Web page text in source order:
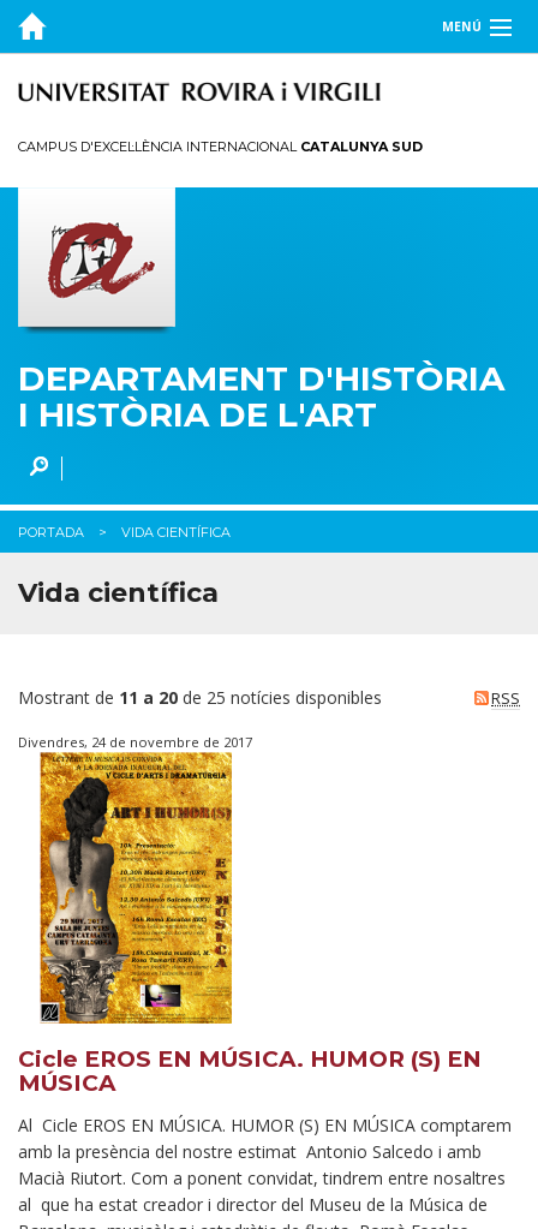
MENÚ
EL DEPARTAMENT
PROFESSORAT
GUIA DOCENT
RECERCA
CAMPUS D'EXCEL·LÈNCIA INTERNACIONAL CATALUNYA SUD
DEPARTAMENT D'HISTÒRIA
I HISTÒRIA DE L'ART
PORTADA VIDA CIENTÍFICA
Vida científica
RSS
Mostrant de 11 a 20 de 25 notícies disponibles
Divendres, 24 de novembre de 2017
Cicle EROS EN MÚSICA. HUMOR (S) EN
MÚSICA
Al Cicle EROS EN MÚSICA. HUMOR (S) EN MÚSICA comptarem
amb la presència del nostre estimat Antonio Salcedo i amb
Macià Riutort. Com a ponent convidat, tindrem entre nosaltres
al que ha estat creador i director del Museu de la Música de